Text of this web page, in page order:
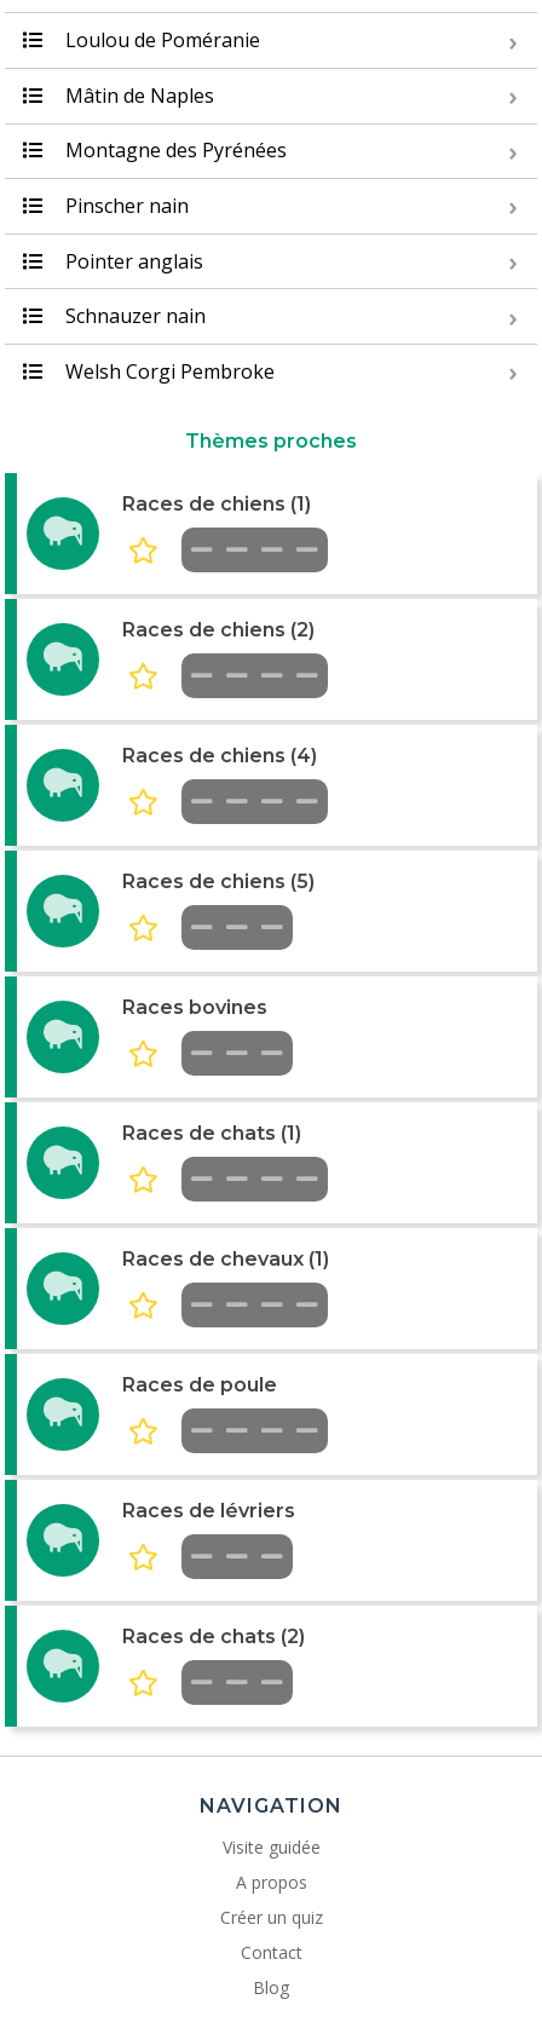
Loulou de Poméranie
Mâtin de Naples
Montagne des Pyrénées
Pinscher nain
Pointer anglais
Schnauzer nain
Welsh Corgi Pembroke
Thèmes proches
Races de chiens (1)
Races de chiens (2)
Races de chiens (4)
Races de chiens (5)
Races bovines
Races de chats (1)
Races de chevaux (1)
Races de poule
Races de lévriers
Races de chats (2)
NAVIGATION
Visite guidée
A propos
Créer un quiz
Contact
Blog